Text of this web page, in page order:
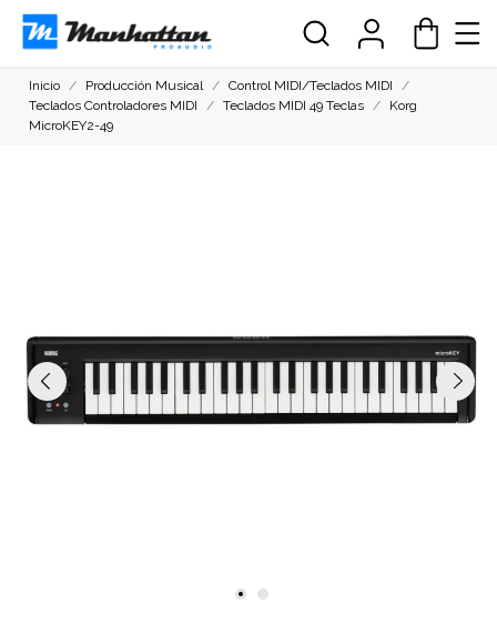
Inicio Producción Musical
Control MIDI/Teclados MIDI
Teclados Controladores MIDI
Teclados MIDI 49 Teclas
Korg
MicroKEY2-49